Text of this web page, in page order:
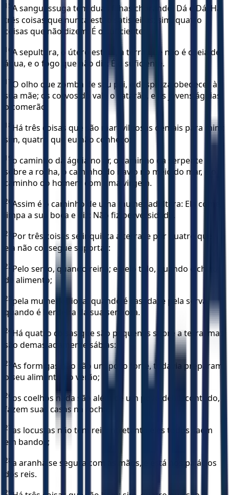
15 A sanguessuga tem duas filhas chorando: Dá e Dá. Há
três coisas que nunca estão satisfeitas; sim, quatro
coisas que não dizem: É o suficiente:
16 A sepultura, o útero estéril, a terra que não é cheia de
água, e o fogo que não diz: É o suficiente.
17 O olho que zomba de seu pai, e despreza obedecer à
sua mãe; os corvos do vale o catarão, e as jovens águias
o comerão.
18 Há três coisas que são maravilhosas demais para mim;
sim, quatro que eu não conheço:
19 o caminho da águia no ar, o caminho da serpente
sobre a rocha, o caminho do navio no meio do mar, e o
caminho do homem com uma virgem.
20 Assim é o caminho de uma mulher adúltera: Ela come,
limpa a sua boca e diz: Não fiz perversidade.
21
Por três coisas se inquieta a terra; e por quatro que
ela não consegue suportar:
22 Pelo servo, quando reina; e pelo tolo, quando é cheio
de alimento;
23 pela mulher odiosa, quando é casada; e pela serva,
quando é herdeira da sua senhora.
24 Há quatro coisas que são pequenas sobre a terra, mas
são demasiadamente sábias:
25 As formigas não são um povo forte, todavia preparam
o seu alimento no verão;
26 os coelhos nada são além de um povo débil, contudo,
fazem suas casas na rocha;
27 as locustas não têm rei, entretanto eles todos saem
em bandos;
28 a aranha se segura com as mãos, e está nos palácios
dos reis.
29